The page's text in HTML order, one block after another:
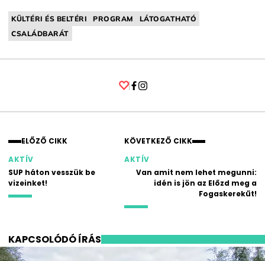
KÜLTÉRI ÉS BELTÉRI PROGRAM
LÁTOGATHATÓ
CSALÁDBARÁT
ELŐZŐ CIKK
AKTÍV
SUP háton vesszük be
vizeinket!
KÖVETKEZŐ CIKK
AKTÍV
Van amit nem lehet megunni:
idén is jön az Előzd meg a
Fogaskerekűt!
KAPCSOLÓDÓ ÍRÁS